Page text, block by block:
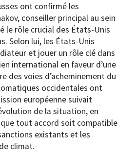
ont confirmé les
conseiller principal au sein
le rôle crucial des États-Unis
Selon lui, les États-Unis
et jouer un rôle clé dans
international en faveur d’une
des voies d’acheminement du
occidentales ont
européenne suivait
de la situation, en
que tout accord soit compatible
existants et les
climat.